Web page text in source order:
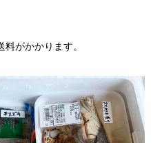
がかかります。